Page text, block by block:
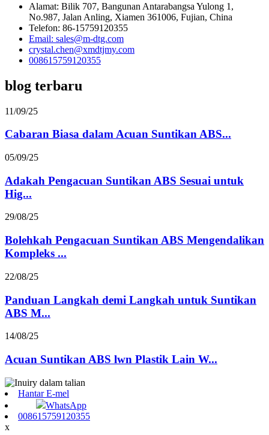
Alamat: Bilik 707, Bangunan Antarabangsa Yulong 1,
No.987, Jalan Anling, Xiamen 361006, Fujian, China
Telefon: 86-15759120355
Email: sales@m-dtg.com
crystal.chen@xmdtjmy.com
008615759120355
blog terbaru
11/09/25
Cabaran Biasa dalam Acuan Suntikan ABS...
05/09/25
Adakah Pengacuan Suntikan ABS Sesuai untuk
Hig...
29/08/25
Bolehkah Pengacuan Suntikan ABS Mengendalikan
Kompleks ...
22/08/25
Panduan Langkah demi Langkah untuk Suntikan
ABS M...
14/08/25
Acuan Suntikan ABS lwn Plastik Lain W...
Hantar E-mel
WhatsApp
008615759120355
x